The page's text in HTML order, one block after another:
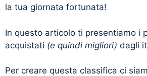
la tua giornata fortunata!
In questo articolo ti presentiamo i
acquistati (e quindi migliori) dagli
Per creare questa classifica ci